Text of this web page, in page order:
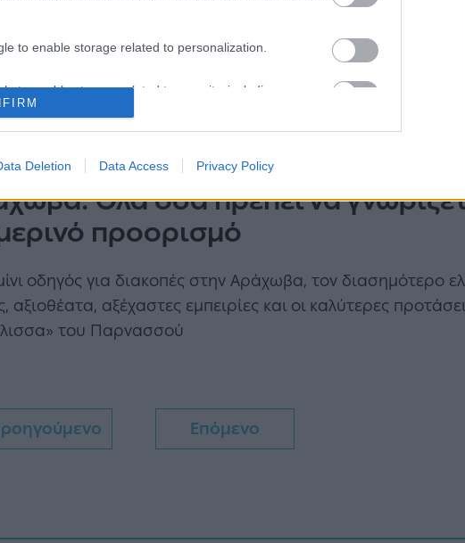
to enable storage related to personalization.
to enable storage related to security, including
and fraud prevention, and other user protection.
Deletion Data Access Privacy Policy
ταβέρνες, παραδοσιακές γεύσεις, μοντέρνοι χώροι
και ανακαλύπτουμε τα καλύτερα γευστικά στέκια
Όλα όσα πρέπει να
προορισμό
οδηγός για διακοπές στην Αράχωβα, τον διασημότερο
αξιοθέατα, αξέχαστες εμπειρίες και οι καλύτερες
του Παρνασσού
Επόμενο